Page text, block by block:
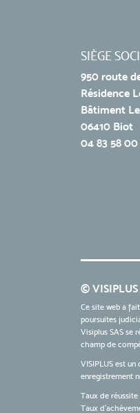
SIÈGE
950 route
Résidence
Bâtiment
06410 Biot
04 83 58
©
Ce site web a
poursuites
Visiplus SAS se
champ de
VISIPLUS est
enregistrement
Taux de
Taux